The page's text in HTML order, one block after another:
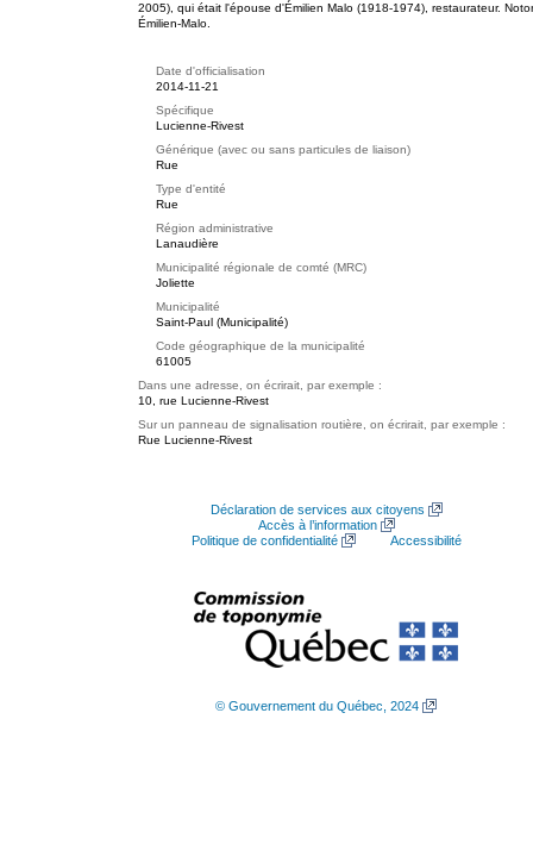
2005), qui était l'épouse d'Émilien Malo (1918-1974), restaurateur.
Émilien-Malo.
Date d'officialisation
2014-11-21
Spécifique
Lucienne-Rivest
Générique (avec ou sans particules de liaison)
Rue
Type d'entité
Rue
Région administrative
Lanaudière
Municipalité régionale de comté (MRC)
Joliette
Municipalité
Saint-Paul (Municipalité)
Code géographique de la municipalité
61005
Dans une adresse, on écrirait, par exemple :
10, rue Lucienne-Rivest
Sur un panneau de signalisation routière, on écrirait, par exemple :
Rue Lucienne-Rivest
Déclaration de services aux citoyens
Accès à l’information
Politique de confidentialité
Accessibilité
© Gouvernement du Québec, 2024